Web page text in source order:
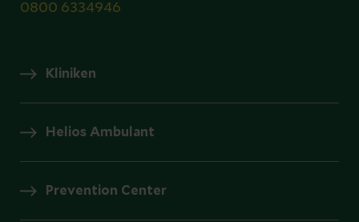
0800 6334946
Kliniken
Helios Ambulant
Prevention Center